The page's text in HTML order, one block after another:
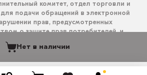
Нет в наличии
комитет, отдел торговли и
для подачи обращений в электронной
прав, предусмотренных
о защите прав потребителей, и
на них: info@avto-kraska.by и
(Viber, Telegram).